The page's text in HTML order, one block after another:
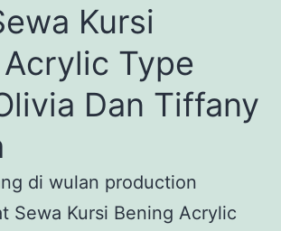
Kursi
Type
Dan Tiffany
di wulan production
Sewa Kursi Bening Acrylic